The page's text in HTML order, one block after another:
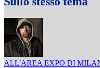
ALL'AREA EXPO DI